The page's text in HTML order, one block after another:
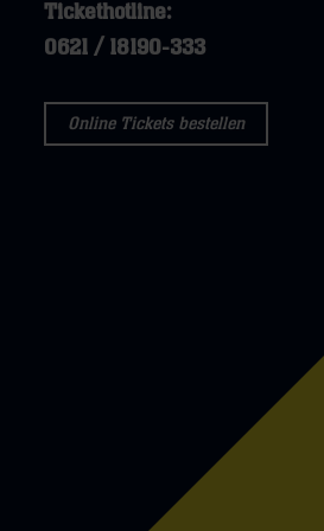
Tickethotline:
0621 / 18190-333
Online Tickets bestellen